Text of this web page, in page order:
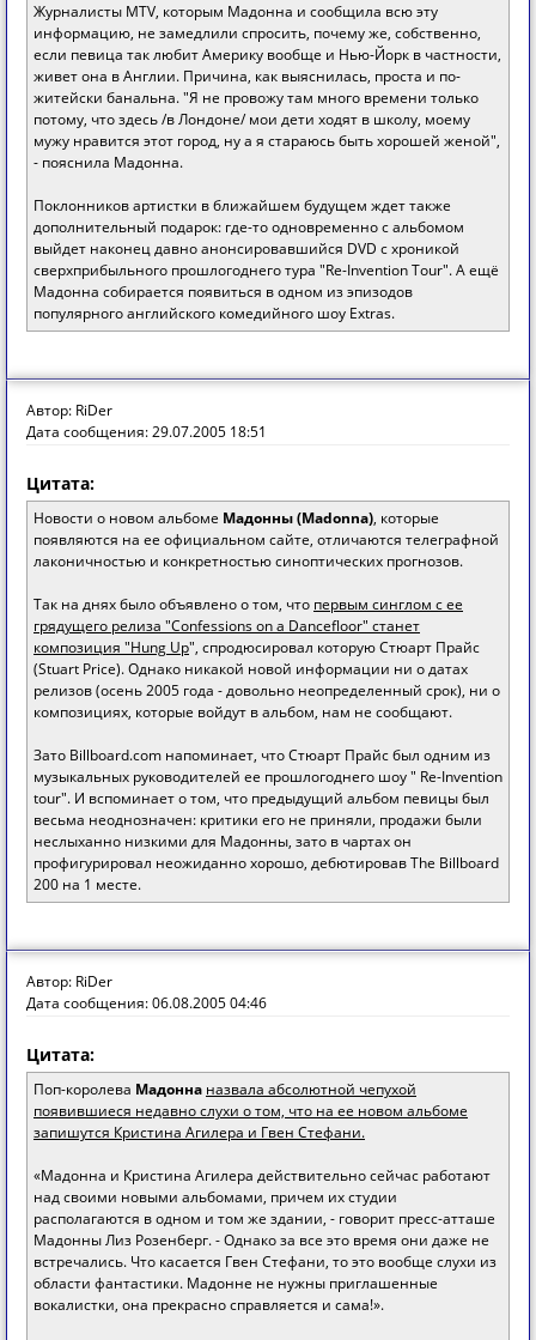
Журналисты MTV, которым Мадонна и сообщила всю эту
информацию, не замедлили спросить, почему же, собственно,
если певица так любит Америку вообще и Нью-Йорк в частности,
живет она в Англии. Причина, как выяснилась, проста и по-
житейски банальна. "Я не провожу там много времени только
потому, что здесь /в Лондоне/ мои дети ходят в школу, моему
мужу нравится этот город, ну а я стараюсь быть хорошей женой",
- пояснила Мадонна.
Поклонников артистки в ближайшем будущем ждет также
дополнительный подарок: где-то одновременно с альбомом
выйдет наконец давно анонсировавшийся DVD с хроникой
сверхприбыльного прошлогоднего тура "Re-Invention Tour". А ещё
Мадонна собирается появиться в одном из эпизодов
популярного английского комедийного шоу Extras.
Автор: RiDer
Дата сообщения: 29.07.2005 18:51
Цитата:
Новости о новом альбоме Мадонны (Madonna), которые
появляются на ее официальном сайте, отличаются телеграфной
лаконичностью и конкретностью синоптических прогнозов.
Так на днях было объявлено о том, что первым синглом с ее
грядущего релиза "Confessions on a Dancefloor" станет
композиция "Hung Up", спродюсировал которую Стюарт Прайс
(Stuart Price). Однако никакой новой информации ни о датах
релизов (осень 2005 года - довольно неопределенный срок), ни о
композициях, которые войдут в альбом, нам не сообщают.
Зато Billboard.com напоминает, что Стюарт Прайс был одним из
музыкальных руководителей ее прошлогоднего шоу " Re-Invention
tour". И вспоминает о том, что предыдущий альбом певицы был
весьма неоднозначен: критики его не приняли, продажи были
неслыханно низкими для Мадонны, зато в чартах он
профигурировал неожиданно хорошо, дебютировав The Billboard
200 на 1 месте.
Автор: RiDer
Дата сообщения: 06.08.2005 04:46
Цитата:
Поп-королева Мадонна назвала абсолютной чепухой
появившиеся недавно слухи о том, что на ее новом альбоме
запишутся Кристина Агилера и Гвен Стефани.
«Мадонна и Кристина Агилера действительно сейчас работают
над своими новыми альбомами, причем их студии
располагаются в одном и том же здании, - говорит пресс-атташе
Мадонны Лиз Розенберг. - Однако за все это время они даже не
встречались. Что касается Гвен Стефани, то это вообще слухи из
области фантастики. Мадонне не нужны приглашенные
вокалистки, она прекрасно справляется и сама!».